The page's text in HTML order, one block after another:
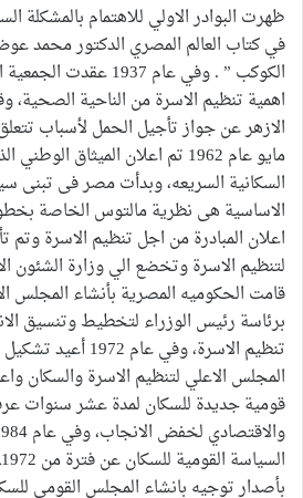
في كتاب العالم المصري الدكتور محمد
الكوكب ” . وفي عام
اهمية تنظيم الاسرة من الناحية
الازهر عن جواز تأجيل الحمل لأسباب
مايو عام 1962 تم اعلان الميثاق
السكانية السريعه، وبدأت مصر فى تبنى
الاساسية هى نظرية مالتوس الخاصة
اعلان المبادرة من اجل تنظيم الاسرة
قامت الحكوميه المصرية بأنشاء المجلس
برئاسة رئيس الوزراء لتخطيط وتنسيق
تنظيم الاسرة، وفي
المجلس الاعلي لتنظيم الاسرة والسكان
قومية جديدة للسكان لمدة عشر سنوات